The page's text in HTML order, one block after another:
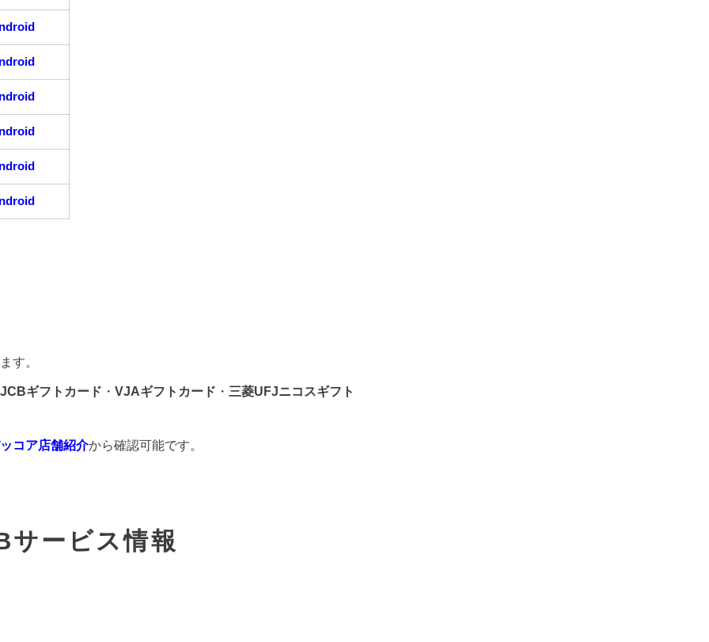
す。
JCBギフトカード ・ VJAギフトカード ・ 三菱UFJニコスギフト
コア店舗紹介から確認可能です。
サービス情報